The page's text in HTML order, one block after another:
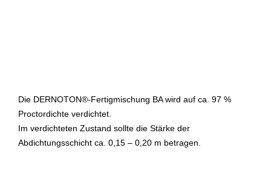
Die DERNOTON®-Fertigmischung BA wird auf ca. 97 %
Proctordichte verdichtet.
Im verdichteten Zustand sollte die Stärke der
Abdichtungsschicht ca. 0,15 – 0,20 m betragen.